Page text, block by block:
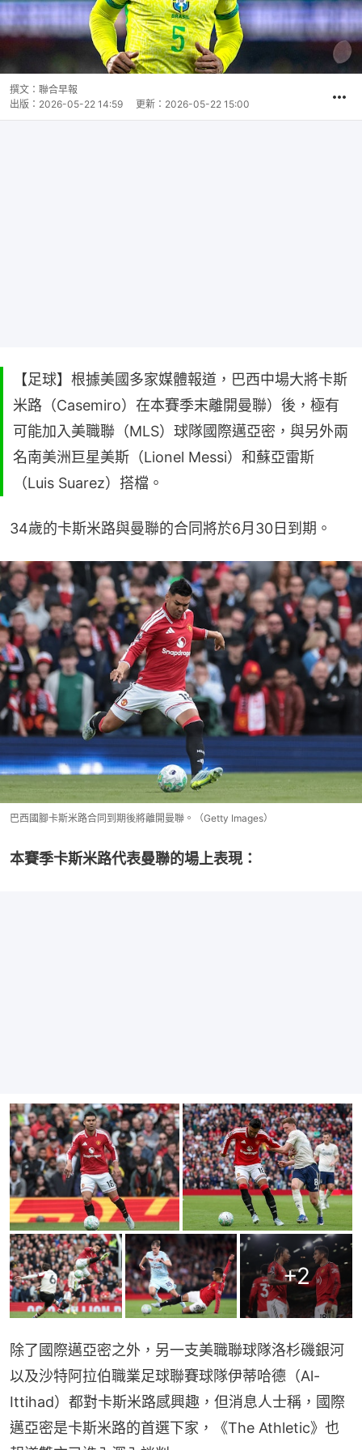
撰文： 聯合早報
出版： 2026-05-22 14:59 更新： 2026-05-22 15:00
【足球】根據美國多家媒體報道，巴西中場大將卡斯
米路（Casemiro）在本賽季末離開曼聯）後，極有
可能加入美職聯（MLS）球隊國際邁亞密，與另外兩
名南美洲巨星美斯（Lionel Messi）和蘇亞雷斯
（Luis Suarez）搭檔。
34歲的卡斯米路與曼聯的合同將於6月30日到期。
巴西國腳卡斯米路合同到期後將離開曼聯。（Getty Images）
本賽季卡斯米路代表曼聯的場上表現：
+2
除了國際邁亞密之外，另一支美職聯球隊洛杉磯銀河
以及沙特阿拉伯職業足球聯賽球隊伊蒂哈德（Al-
Ittihad）都對卡斯米路感興趣，但消息人士稱，國際
邁亞密是卡斯米路的首選下家，《The Athletic》也